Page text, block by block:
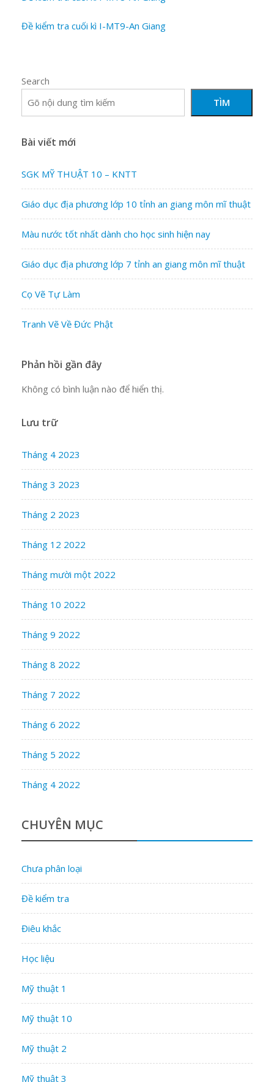
Đề kiểm tra cuối kì I-MT9-An Giang
Search
TÌM
Bài viết mới
SGK MỸ THUẬT 10 – KNTT
Giáo dục địa phương lớp 10 tỉnh an giang môn mĩ thuật
Màu nước tốt nhất dành cho học sinh hiện nay
Giáo dục địa phương lớp 7 tỉnh an giang môn mĩ thuật
Cọ Vẽ Tự Làm
Tranh Vẽ Về Đức Phật
Phản hồi gần đây
Không có bình luận nào để hiển thị.
Lưu trữ
Tháng 4 2023
Tháng 3 2023
Tháng 2 2023
Tháng 12 2022
Tháng mười một 2022
Tháng 10 2022
Tháng 9 2022
Tháng 8 2022
Tháng 7 2022
Tháng 6 2022
Tháng 5 2022
Tháng 4 2022
CHUYÊN MỤC
Chưa phân loại
Đề kiểm tra
Điêu khắc
Học liệu
Mỹ thuật 1
Mỹ thuật 10
Mỹ thuật 2
Mỹ thuật 3